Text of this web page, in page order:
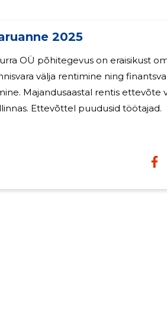
2025
OÜ põhitegevus on eraisikust
välja rentimine ning
Majandusaastal rentis ettevõte
Ettevõttel puudusid töötajad.